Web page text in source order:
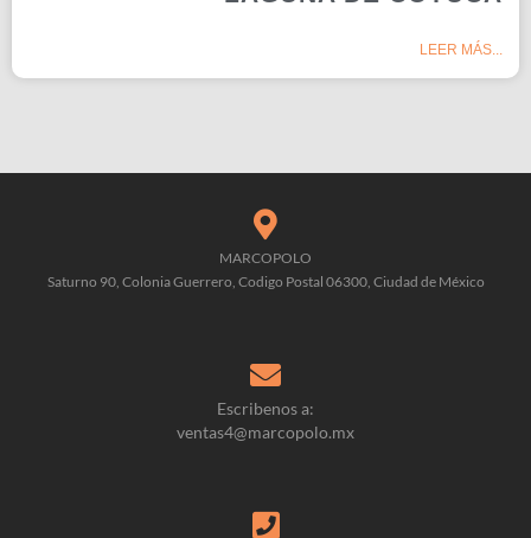
LEER MÁS...
MARCOPOLO
Saturno 90, Colonia Guerrero, Codigo Postal 06300, Ciudad de México
Escribenos a:
ventas4@marcopolo.mx